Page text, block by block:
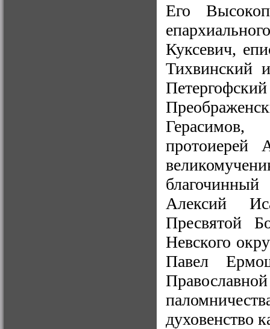
Его
Куксевич,
Тихвинский
Герасимов,
протоиерей
Алексий
Пресвятой
Невского
Павел
духовенство